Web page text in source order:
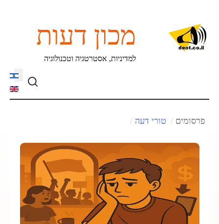
מכון דעות
למדיניות, אסטרטגיה וטכנולוגיה
פרסומים טורי דעה